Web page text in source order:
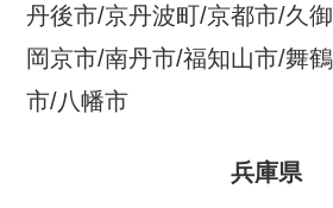
丹後市/京丹波町/京都市/久
岡京市/南丹市/福知山市/舞
市/八幡市
兵庫県